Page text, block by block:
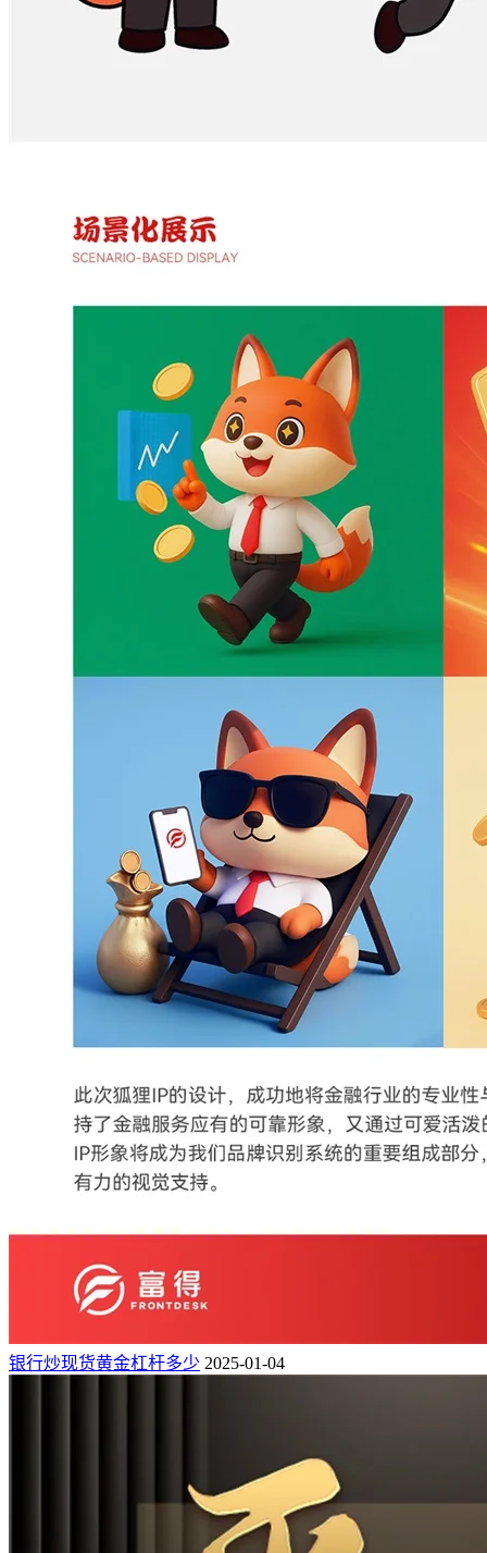
银行炒现货黄金杠杆多少 2025-01-04